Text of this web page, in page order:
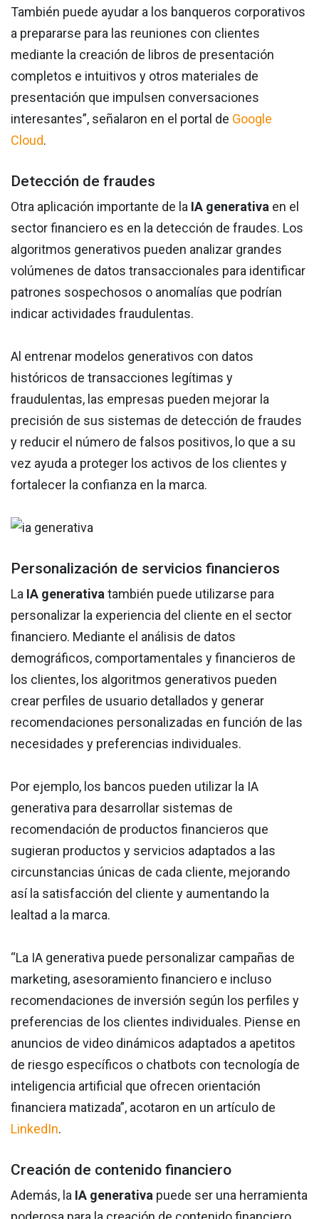
También puede ayudar a los banqueros corporativos
a prepararse para las reuniones con clientes
mediante la creación de libros de presentación
completos e intuitivos y otros materiales de
presentación que impulsen conversaciones
interesantes”, señalaron en el portal de Google
Cloud.
Detección de fraudes
Otra aplicación importante de la IA generativa en el
sector financiero es en la detección de fraudes. Los
algoritmos generativos pueden analizar grandes
volúmenes de datos transaccionales para identificar
patrones sospechosos o anomalías que podrían
indicar actividades fraudulentas.
Al entrenar modelos generativos con datos
históricos de transacciones legítimas y
fraudulentas, las empresas pueden mejorar la
precisión de sus sistemas de detección de fraudes
y reducir el número de falsos positivos, lo que a su
vez ayuda a proteger los activos de los clientes y
fortalecer la confianza en la marca.
Personalización de servicios financieros
La IA generativatambién puede utilizarse para
personalizar la experiencia del cliente en el sector
financiero. Mediante el análisis de datos
demográficos, comportamentales y financieros de
los clientes, los algoritmos generativos pueden
crear perfiles de usuario detallados y generar
recomendaciones personalizadas en función de las
necesidades y preferencias individuales.
Por ejemplo, los bancos pueden utilizar la IA
generativa para desarrollar sistemas de
recomendación de productos financieros que
sugieran productos y servicios adaptados a las
circunstancias únicas de cada cliente, mejorando
así la satisfacción del cliente y aumentando la
lealtad a la marca.
“La IA generativa puede personalizar campañas de
marketing, asesoramiento financiero e incluso
recomendaciones de inversión según los perfiles y
preferencias de los clientes individuales. Piense en
anuncios de video dinámicos adaptados a apetitos
de riesgo específicos o chatbots con tecnología de
inteligencia artificial que ofrecen orientación
financiera matizada”, acotaron en un artículo de
LinkedIn.
Creación de contenido financiero
Además, la IA generativa puede ser una herramienta